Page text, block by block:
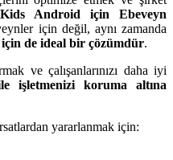
Android için Ebeveyn
için değil, aynı zamanda
de ideal bir çözümdür.
ve çalışanlarınızı daha iyi
işletmenizi koruma altına
yararlanmak için: